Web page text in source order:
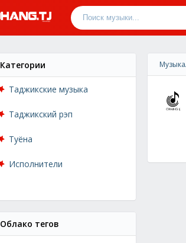
Категории
Таджикские музыка
Таджикский рэп
Туёна
Исполнители
Облако тегов